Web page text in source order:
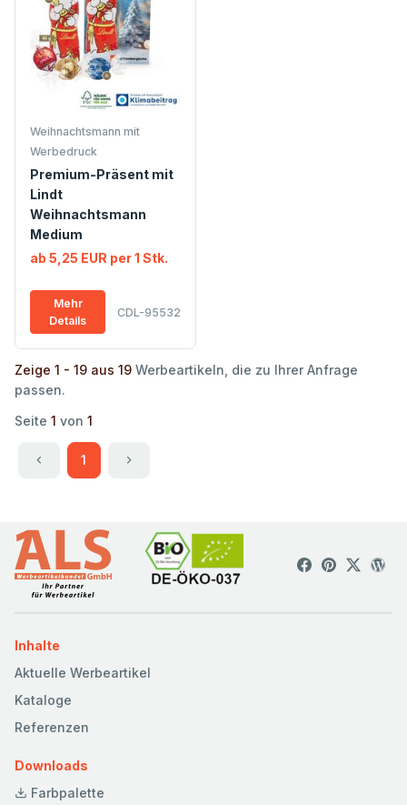
Weihnachtsmann mit
Werbedruck
Premium-Präsent mit
Lindt
Weihnachtsmann
Medium
ab 5,25 EUR per 1 Stk.
Mehr
Details
CDL-95532
Zeige 1 - 19 aus 19 Werbeartikeln, die zu Ihrer Anfrage
passen.
Seite 1 von 1
1
Inhalte
Aktuelle Werbeartikel
Kataloge
Referenzen
Downloads
Farbpalette